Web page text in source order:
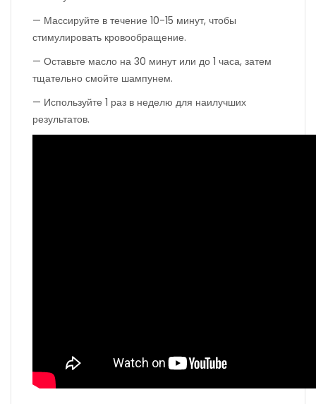
— Массируйте в течение 10-15 минут, чтобы
стимулировать кровообращение.
— Оставьте масло на 30 минут или до 1 часа, затем
тщательно смойте шампунем.
— Используйте 1 раз в неделю для наилучших
результатов.